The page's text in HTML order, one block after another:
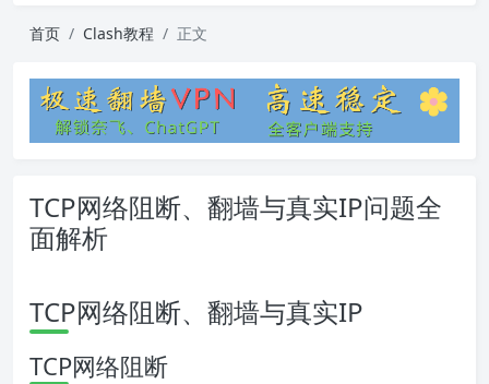
首页 Clash教程 正文
TCP网络阻断、翻墙与真实IP问题全
面解析
TCP网络阻断、翻墙与真实IP
TCP网络阻断